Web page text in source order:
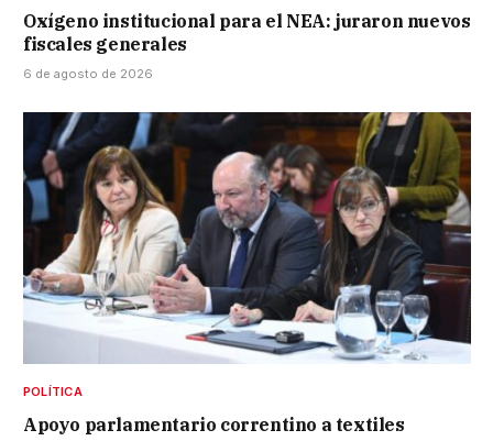
Oxígeno institucional para el NEA: juraron nuevos
fiscales generales
6 de agosto de 2026
POLÍTICA
Apoyo parlamentario correntino a textiles